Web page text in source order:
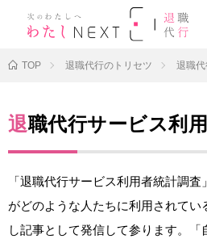
TOP 退職代行のトリセツ 退職
退職代行サービス利
「退職代行サービス利用者統計調
がどのような人たちに利用されてい
し記事として発信して参ります。